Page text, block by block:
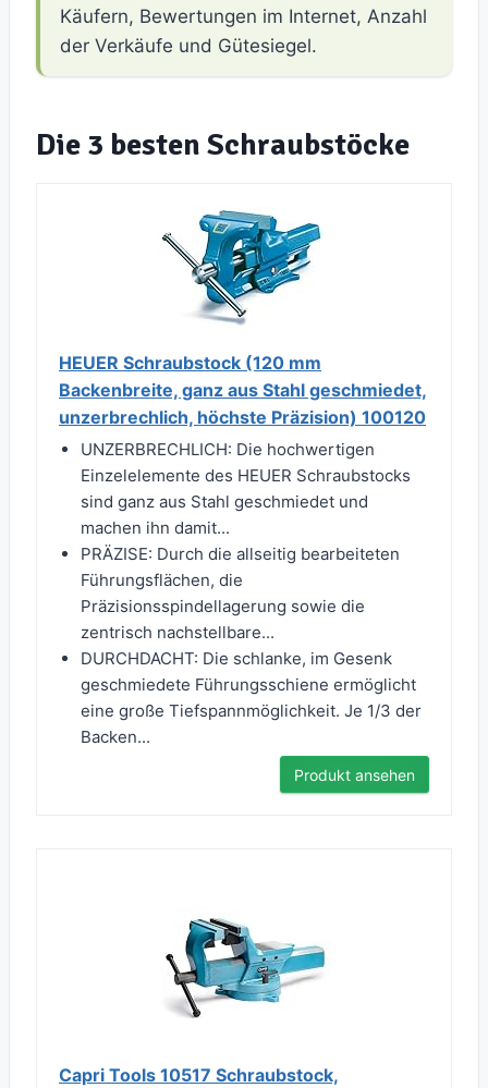
Käufern, Bewertungen im Internet, Anzahl
der Verkäufe und Gütesiegel.
Die 3 besten Schraubstöcke
HEUER Schraubstock (120 mm
Backenbreite, ganz aus Stahl geschmiedet,
unzerbrechlich, höchste Präzision) 100120
UNZERBRECHLICH: Die hochwertigen
Einzelelemente des HEUER Schraubstocks
sind ganz aus Stahl geschmiedet und
machen ihn damit...
PRÄZISE: Durch die allseitig bearbeiteten
Führungsflächen, die
Präzisionsspindellagerung sowie die
zentrisch nachstellbare...
DURCHDACHT: Die schlanke, im Gesenk
geschmiedete Führungsschiene ermöglicht
eine große Tiefspannmöglichkeit. Je 1/3 der
Backen...
Produkt ansehen
Capri Tools 10517 Schraubstock,